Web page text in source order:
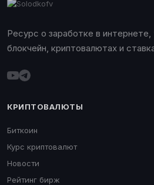
Ресурс о заработке в интернете,
блокчейн, криптовалютах и
КРИПТОВАЛЮТЫ
Биткоин
Курс криптовалют
Новости
Рейтинг бирж